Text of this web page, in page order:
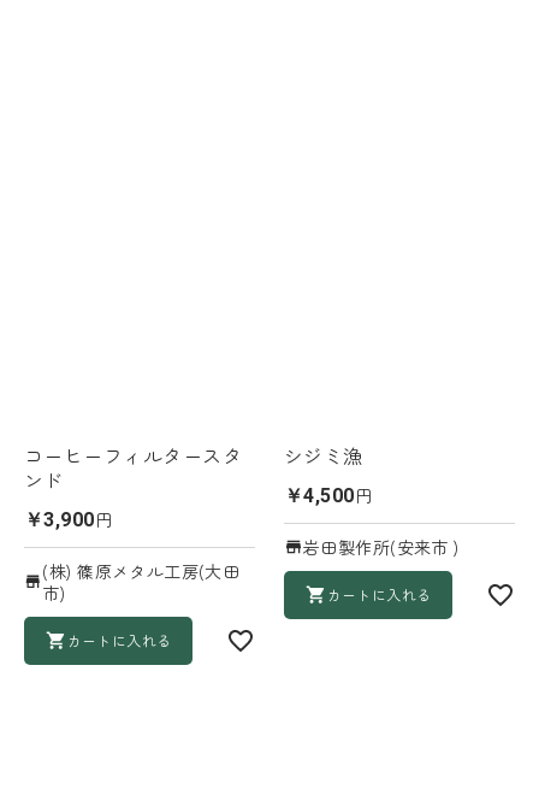
コーヒーフィルタースタ
ンド
￥3,900円
(株) 篠原メタル工房(大田
市)
カートに入れる
シジミ漁
￥4,500円
岩田製作所(安来市 )
カートに入れる